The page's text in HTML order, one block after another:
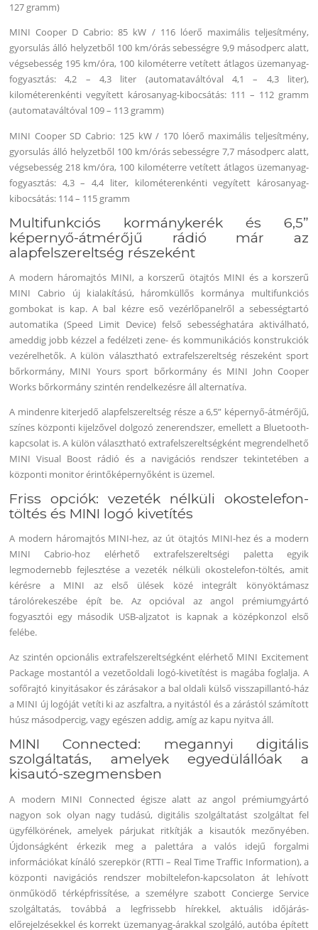
127 gramm)
MINI Cooper D Cabrio: 85 kW / 116 lóerő maximális teljesítmény,
gyorsulás álló helyzetből 100 km/órás sebességre 9,9 másodperc alatt,
végsebesség 195 km/óra, 100 kilométerre vetített átlagos üzemanyag-
fogyasztás: 4,2 – 4,3 liter (automataváltóval 4,1 – 4,3 liter),
kilométerenkénti vegyített károsanyag-kibocsátás: 111 – 112 gramm
(automataváltóval 109 – 113 gramm)
MINI Cooper SD Cabrio: 125 kW / 170 lóerő maximális teljesítmény,
gyorsulás álló helyzetből 100 km/órás sebességre 7,7 másodperc alatt,
végsebesség 218 km/óra, 100 kilométerre vetített átlagos üzemanyag-
fogyasztás: 4,3 – 4,4 liter, kilométerenkénti vegyített károsanyag-
kibocsátás: 114 – 115 gramm
Multifunkciós kormánykerék és 6,5”
képernyő-átmérőjű rádió már az
alapfelszereltség részeként
A modern háromajtós MINI, a korszerű ötajtós MINI és a korszerű
MINI Cabrio új kialakítású, háromküllős kormánya multifunkciós
gombokat is kap. A bal kézre eső vezérlőpanelről a sebességtartó
automatika (Speed Limit Device) felső sebességhatára aktiválható,
ameddig jobb kézzel a fedélzeti zene- és kommunikációs konstrukciók
vezérelhetők. A külön választható extrafelszereltség részeként sport
bőrkormány, MINI Yours sport bőrkormány és MINI John Cooper
Works bőrkormány szintén rendelkezésre áll alternatíva.
A mindenre kiterjedő alapfelszereltség része a 6,5” képernyő-átmérőjű,
színes központi kijelzővel dolgozó zenerendszer, emellett a Bluetooth-
kapcsolat is. A külön választható extrafelszereltségként megrendelhető
MINI Visual Boost rádió és a navigációs rendszer tekintetében a
központi monitor érintőképernyőként is üzemel.
Friss opciók: vezeték nélküli okostelefon-
töltés és MINI logó kivetítés
A modern háromajtós MINI-hez, az út ötajtós MINI-hez és a modern
MINI Cabrio-hoz elérhető extrafelszereltségi paletta egyik
legmodernebb fejlesztése a vezeték nélküli okostelefon-töltés, amit
kérésre a MINI az első ülések közé integrált könyöktámasz
tárolórekeszébe épít be. Az opcióval az angol prémiumgyártó
fogyasztói egy második USB-aljzatot is kapnak a középkonzol első
felébe.
Az szintén opcionális extrafelszereltségként elérhető MINI Excitement
Package mostantól a vezetőoldali logó-kivetítést is magába foglalja. A
sofőrajtó kinyitásakor és zárásakor a bal oldali külső visszapillantó-ház
a MINI új logóját vetíti ki az aszfaltra, a nyitástól és a zárástól számított
húsz másodpercig, vagy egészen addig, amíg az kapu nyitva áll.
MINI Connected: megannyi digitális
szolgáltatás, amelyek egyedülállóak a
kisautó-szegmensben
A modern MINI Connected égisze alatt az angol prémiumgyártó
nagyon sok olyan nagy tudású, digitális szolgáltatást szolgáltat fel
ügyfélkörének, amelyek párjukat ritkítják a kisautók mezőnyében.
Újdonságként érkezik meg a palettára a valós idejű forgalmi
információkat kínáló szerepkör (RTTI – Real Time Traffic Information), a
központi navigációs rendszer mobiltelefon-kapcsolaton át lehívott
önműködő térképfrissítése, a személyre szabott Concierge Service
szolgáltatás, továbbá a legfrissebb hírekkel, aktuális időjárás-
előrejelzésekkel és korrekt üzemanyag-árakkal szolgáló, autóba épített